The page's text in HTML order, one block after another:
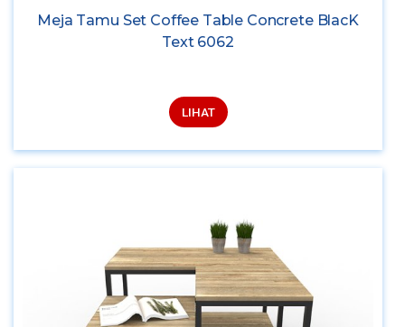
Meja Tamu Set Coffee Table Concrete BlacK
Text 6062
LIHAT